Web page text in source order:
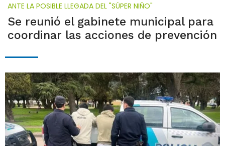
ANTE LA POSIBLE LLEGADA DEL "SÚPER NIÑO"
Se reunió el gabinete municipal para
coordinar las acciones de prevención